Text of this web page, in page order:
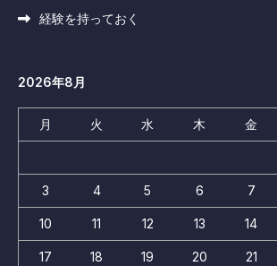
経験を持っておく
2026年8月
月 火 水 木 金
3 4 5 6 7
10 11 12 13 14
17 18 19 20 21